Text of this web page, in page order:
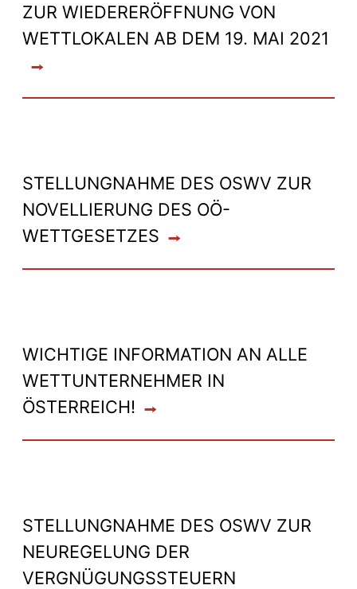
ZUR WIEDERERÖFFNUNG VON
WETTLOKALEN AB DEM 19. MAI 2021
STELLUNGNAHME DES OSWV ZUR
NOVELLIERUNG DES OÖ-
WETTGESETZES
WICHTIGE INFORMATION AN ALLE
WETTUNTERNEHMER IN
ÖSTERREICH!
STELLUNGNAHME DES OSWV ZUR
NEUREGELUNG DER
VERGNÜGUNGSSTEUERN